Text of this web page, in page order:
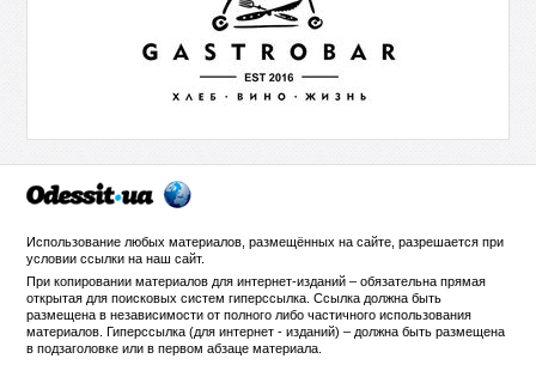
Использование любых материалов, размещённых на сайте, разрешается при
условии ссылки нанаш сайт.
При копировании материалов для интернет-изданий – обязательна прямая
открытая для поисковых систем гиперссылка. Ссылка должна быть
размещена в независимости от полного либо частичного использования
материалов. Гиперссылка (для интернет - изданий) – должна быть размещена
в подзаголовке или в первом абзаце материала.